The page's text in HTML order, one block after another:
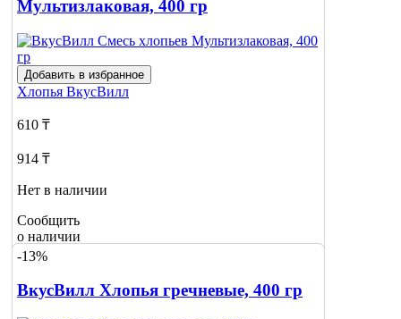
Мультизлаковая, 400 гр
Добавить в избранное
Хлопья ВкусВилл
610 ₸
914 ₸
Нет в наличии
Сообщить
о наличии
-13%
ВкусВилл Хлопья гречневые, 400 гр